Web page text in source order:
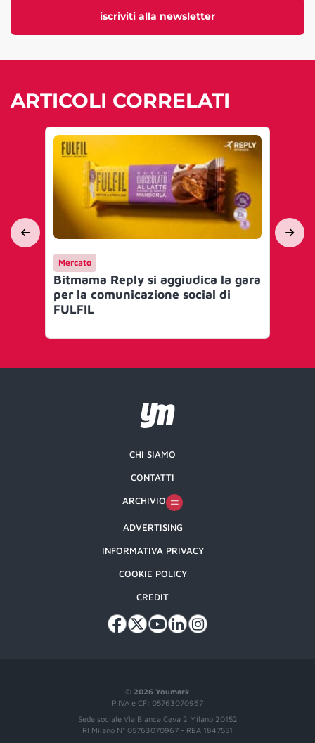
iscriviti alla newsletter
ARTICOLI CORRELATI
Mercato
Bitmama Reply si aggiudica la gara
per la comunicazione social di
FULFIL
© 2026 Youmark
P.IVA e CF: 05763070967
Sede sociale Via Bianca Ceva 2 Milano 20152
RI Milano N° 05763070967 - REA 1847551
CHI SIAMO
CONTATTI
ARCHIVIO
ADVERTISING
INFORMATIVA PRIVACY
COOKIE POLICY
CREDIT